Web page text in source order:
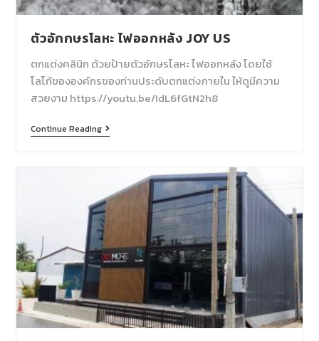
ตัวอักกษรโลหะ ไฟออกหลัง JOY US
ตกแต่งคลินิก ด้วยป้ายตัวอักษรโลหะ ไฟออกหลัง โดยใช้
โลโก้ขององค์กรของท่านประดับตกแต่งภายใน ให้ดูมีความ
สวยงาม https://youtu.be/IdL6fGtN2h8
Continue Reading